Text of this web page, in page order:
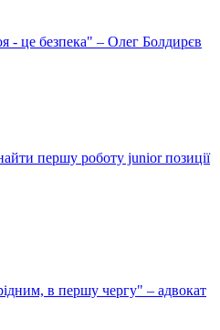
- це безпека" – Олег Болдирєв
першу роботу junior позиції
в першу чергу" – адвокат